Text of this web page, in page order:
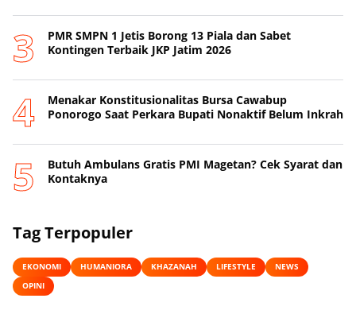
PMR SMPN 1 Jetis Borong 13 Piala dan Sabet
Kontingen Terbaik JKP Jatim 2026
Menakar Konstitusionalitas Bursa Cawabup
Ponorogo Saat Perkara Bupati Nonaktif Belum Inkrah
Butuh Ambulans Gratis PMI Magetan? Cek Syarat dan
Kontaknya
Tag Terpopuler
EKONOMI HUMANIORA KHAZANAH LIFESTYLE
NEWS
OPINI